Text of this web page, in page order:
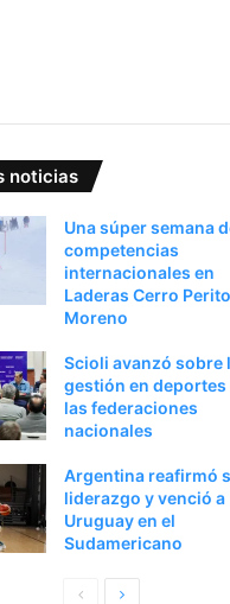
noticias
Una súper semana
competencias
internacionales en
Laderas Cerro Perito
Moreno
Scioli avanzó sobre
gestión en deportes
las federaciones
nacionales
Argentina reafirmó
liderazgo y venció a
Uruguay en el
Sudamericano
PaginaSiguiente